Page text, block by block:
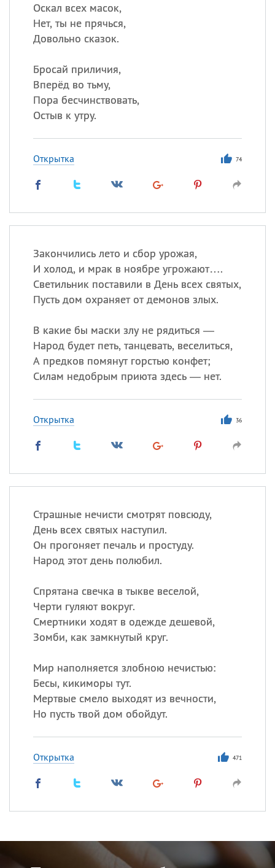
Оскал всех масок,
Нет, ты не прячься,
Довольно сказок.
Бросай приличия,
Вперёд во тьму,
Пора бесчинствовать,
Остыв к утру.
Открытка 74
Закончились лето и сбор урожая,
И холод, и мрак в ноябре угрожают….
Светильник поставили в День всех святых,
Пусть дом охраняет от демонов злых.
В какие бы маски злу не рядиться —
Народ будет петь, танцевать, веселиться,
А предков помянут горстью конфет;
Силам недобрым приюта здесь — нет.
Открытка 36
Страшные нечисти смотрят повсюду,
День всех святых наступил.
Он прогоняет печаль и простуду.
Народ этот день полюбил.
Спрятана свечка в тыкве веселой,
Черти гуляют вокруг.
Смертники ходят в одежде дешевой,
Зомби, как замкнутый круг.
Мир наполняется злобною нечистью:
Бесы, кикиморы тут.
Мертвые смело выходят из вечности,
Но пусть твой дом обойдут.
Открытка 471